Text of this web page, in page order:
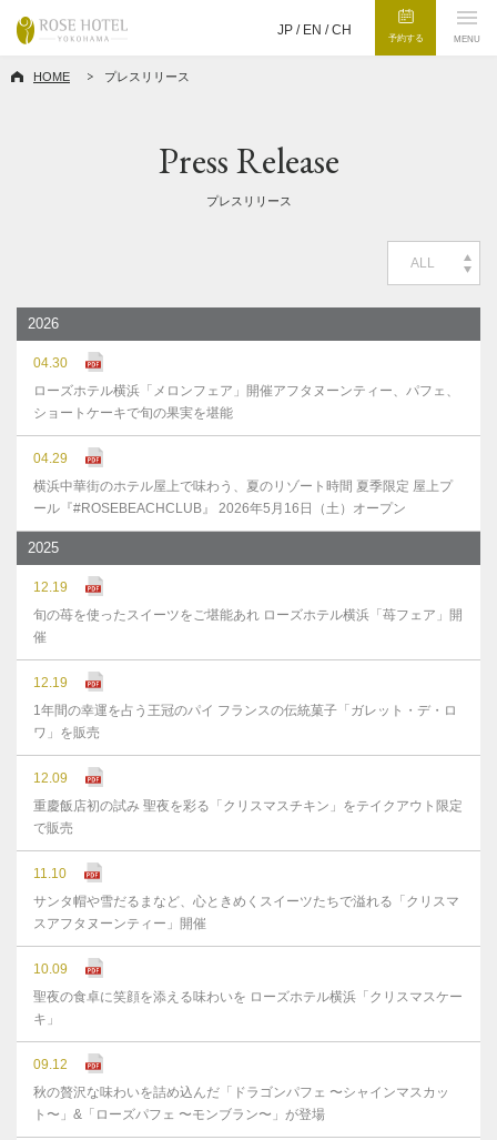
JP / EN /CH
予約する MENU
HOME プレスリリース
Press Release
プレスリリース
ALL
2026
04.30
ローズホテル横浜「メロンフェア」開催アフタヌーンティー、パフェ、
ショートケーキで旬の果実を堪能
04.29
横浜中華街のホテル屋上で味わう、夏のリゾート時間 夏季限定 屋上プ
ール『#ROSEBEACHCLUB』 2026年5月16日（土）オープン
2025
12.19
旬の苺を使ったスイーツをご堪能あれ ローズホテル横浜「苺フェア」開
催
12.19
1年間の幸運を占う王冠のパイ フランスの伝統菓子「ガレット・デ・ロ
ワ」を販売
12.09
重慶飯店初の試み 聖夜を彩る「クリスマスチキン」をテイクアウト限定
で販売
11.10
サンタ帽や雪だるまなど、心ときめくスイーツたちで溢れる「クリスマ
スアフタヌーンティー」開催
10.09
聖夜の食卓に笑顔を添える味わいを ローズホテル横浜「クリスマスケー
キ」
09.12
秋の贅沢な味わいを詰め込んだ「ドラゴンパフェ 〜シャインマスカッ
ト〜」&「ローズパフェ 〜モンブラン〜」が登場